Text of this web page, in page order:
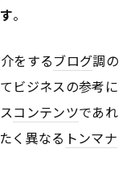
。
をするブログ調の
ビジネスの参考に
コンテンツであれ
く異なる トンマナ